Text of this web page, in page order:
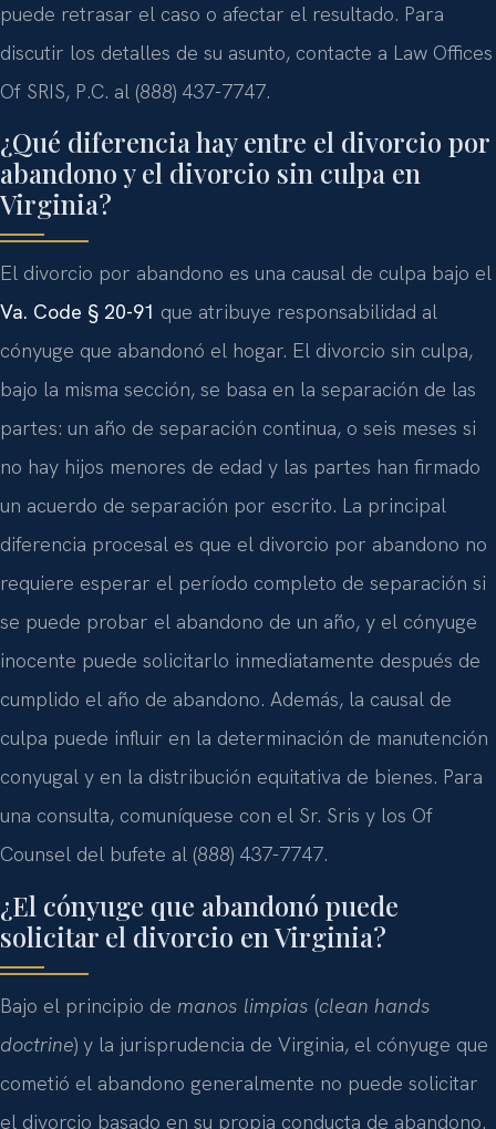
puede retrasar el caso o afectar el resultado. Para
discutir los detalles de su asunto, contacte a Law Offices
Of SRIS, P.C. al (888) 437-7747.
¿Qué diferencia hay entre el divorcio por
abandono y el divorcio sin culpa en
Virginia?
El divorcio por abandono es una causal de culpa bajo el
Va. Code § 20-91 que atribuye responsabilidad al
cónyuge que abandonó el hogar. El divorcio sin culpa,
bajo la misma sección, se basa en la separación de las
partes: un año de separación continua, o seis meses si
no hay hijos menores de edad y las partes han firmado
un acuerdo de separación por escrito. La principal
diferencia procesal es que el divorcio por abandono no
requiere esperar el período completo de separación si
se puede probar el abandono de un año, y el cónyuge
inocente puede solicitarlo inmediatamente después de
cumplido el año de abandono. Además, la causal de
culpa puede influir en la determinación de manutención
conyugal y en la distribución equitativa de bienes. Para
una consulta, comuníquese con el Sr. Sris y los Of
Counsel del bufete al (888) 437-7747.
¿El cónyuge que abandonó puede
solicitar el divorcio en Virginia?
Bajo el principio de manos limpias (clean hands
doctrine) y la jurisprudencia de Virginia, el cónyuge que
cometió el abandono generalmente no puede solicitar
el divorcio basado en su propia conducta de abandono.